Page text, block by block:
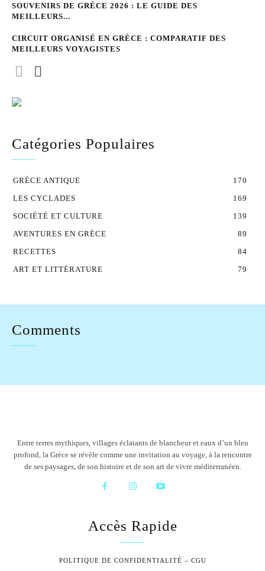
SOUVENIRS DE GRÈCE 2026 : LE GUIDE DES
MEILLEURS...
CIRCUIT ORGANISÉ EN GRÈCE : COMPARATIF DES
MEILLEURS VOYAGISTES
Catégories Populaires
GRÈCE ANTIQUE
170
LES CYCLADES
169
SOCIÉTÉ ET CULTURE
139
AVENTURES EN GRÈCE
89
RECETTES
84
ART ET LITTÉRATURE
79
Comments
Entre terres mythiques, villages éclatants de blancheur et eaux d’un bleu
profond, la Grèce se révèle comme une invitation au voyage, à la rencontre
de ses paysages, de son histoire et de son art de vivre méditerranéen.
Accès Rapide
POLITIQUE DE CONFIDENTIALITÉ – CGU